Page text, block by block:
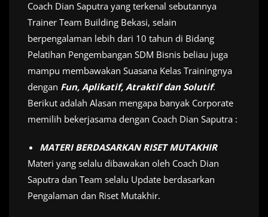
Coach Dian Saputra yang terkenal sebutannya
Trainer Team Building Bekasi, selain
berpengalaman lebih dari 10 tahun di Bidang
Pelatihan Pengembangan SDM Bisnis beliau juga
mampu membawakan Suasana Kelas Trainingnya
dengan Fun, Aplikatif, Atraktif dan Solutif.
Berikut adalah Alasan mengapa banyak Corporate
memilih bekerjasama dengan Coach Dian Saputra :
MATERI BERDASARKAN RISET MUTAKHIR
Materi yang selalu dibawakan oleh Coach Dian
Saputra dan Team selalu Update berdasarkan
Pengalaman dan Riset Mutakhir.